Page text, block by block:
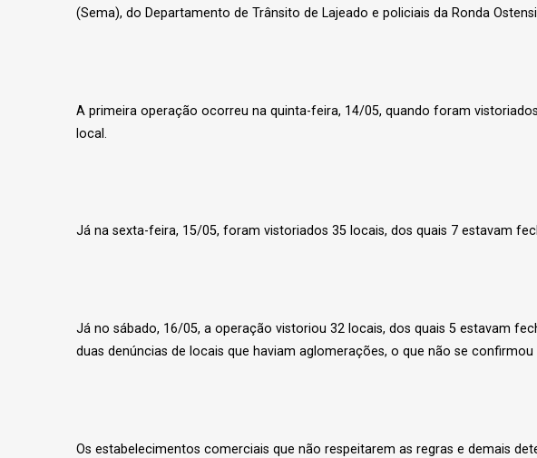
(Sema), do Departamento de Trânsito de Lajeado e policiais da Ronda
A primeira operação ocorreu na quinta-feira, 14/05, quando foram
local.
Já na sexta-feira, 15/05, foram vistoriados 35 locais, dos quais 7 estavam
Já no sábado, 16/05, a operação vistoriou 32 locais, dos quais 5 estavam
duas denúncias de locais que haviam aglomerações, o que não se
Os estabelecimentos comerciais que não respeitarem as regras e demais